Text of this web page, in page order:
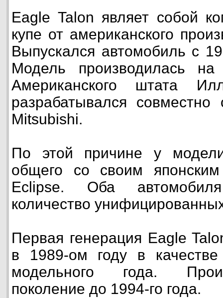
Eagle Talon являет собой
купе от американского
Выпускался автомобиль с
Модель производилась
Американского штата
разрабатывался
Mitsubishi.
По этой причине у
общего со своим
Eclipse. Оба
количество
Первая генерация Eagle
в 1989-ом году в качестве
модельного года.
поколение до 1994-го года.